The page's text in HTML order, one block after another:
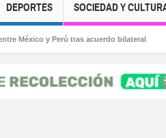
DEPORTES SOCIEDAD Y
y Perú tras acuerdo bilateral